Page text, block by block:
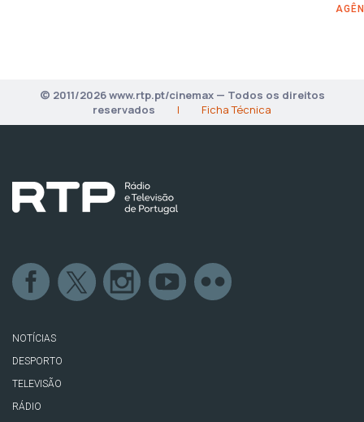
© 2011/2026 www.rtp.pt/cinemax — Todos os direitos
reservados
| Ficha Técnica
NOTÍCIAS
DESPORTO
TELEVISÃO
RÁDIO